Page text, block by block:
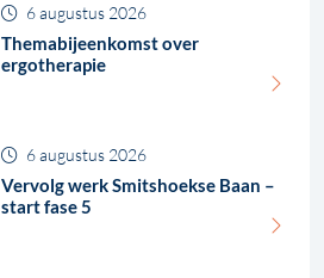
Themabijeenkomst over
ergotherapie
6 augustus 2026
Vervolg werk Smitshoekse Baan –
start fase 5
6 augustus 2026